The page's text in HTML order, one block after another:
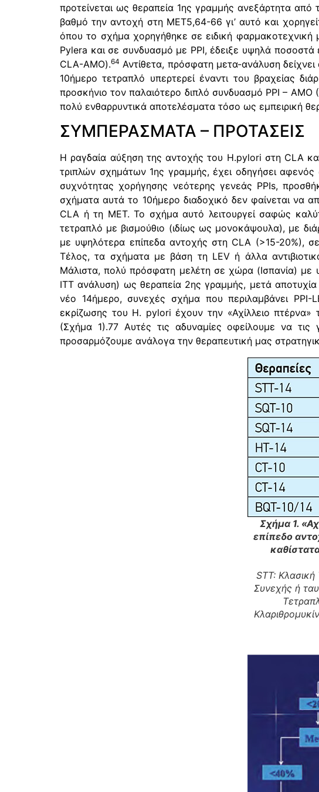
προτείνεται ως θεραπεία 1ης γραμμής ανεξάρτητα
βαθμό την αντοχή στη MET5,64-66 γι’ αυτό και
όπου το σχήμα χορηγήθηκε σε ειδική φαρμακοτεχνική
Pylera και σε συνδυασμό με PPI, έδειξε υψηλά ποσοστά
CLA-AMO).64 Αντίθετα, πρόσφατη μετα-ανάλυση
10ήμερο τετραπλό υπερτερεί έναντι του βραχείας
προσκήνιο τον παλαιότερο διπλό συνδυασμό PPI –
πολύ ενθαρρυντικά αποτελέσματα τόσο ως εμπειρική
ΣΥΜΠΕΡΑΣΜΑΤΑ – ΠΡΟΤΑΣΕΙΣ
Η ραγδαία αύξηση της αντοχής του H.pylori στη CLA
τριπλών σχημάτων 1ης γραμμής, έχει οδηγήσει
συχνότητας χορήγησης νεότερης γενεάς PPIs,
σχήματα αυτά το 10ήμερο διαδοχικό δεν φαίνεται να
CLA ή τη MET. Το σχήμα αυτό λειτουργεί σαφώς
τετραπλό με βισμούθιο (ιδίως ως μονοκάψουλα), με
με υψηλότερα επίπεδα αντοχής στη CLA (>15-20%),
Τέλος, τα σχήματα με βάση τη LEV ή άλλα
Μάλιστα, πολύ πρόσφατη μελέτη σε χώρα (Ισπανία) με
ITT ανάλυση) ως θεραπεία 2ης γραμμής, μετά
νέο 14ήμερο, συνεχές σχήμα που περιλαμβάνει PPI-
εκρίζωσης του H. pylori έχουν την «Αχίλλειο πτέρνα»
(Σχήμα 1).77 Αυτές τις αδυναμίες οφείλουμε να
προσαρμόζουμε ανάλογα την θεραπευτική μας
Σχήμα 1.
επίπεδο
STT: Κλασική
Συνεχής ή